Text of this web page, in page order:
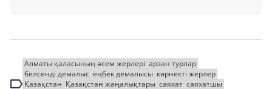
Алматы қаласының әсем жерлері арзан турлар
белсенді демалыс еңбек демалысы көрнекті жерлер
Қазақстан Қазақстан жаңалықтары саяхат саяхатшы